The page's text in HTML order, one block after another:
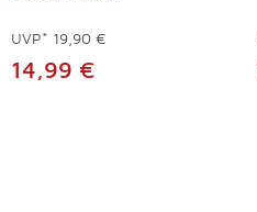
UVP* 19,90 €
14,99 €